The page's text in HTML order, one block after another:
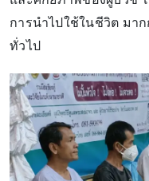
การนำไปใช้ในชีวิต มา
ทั่วไป